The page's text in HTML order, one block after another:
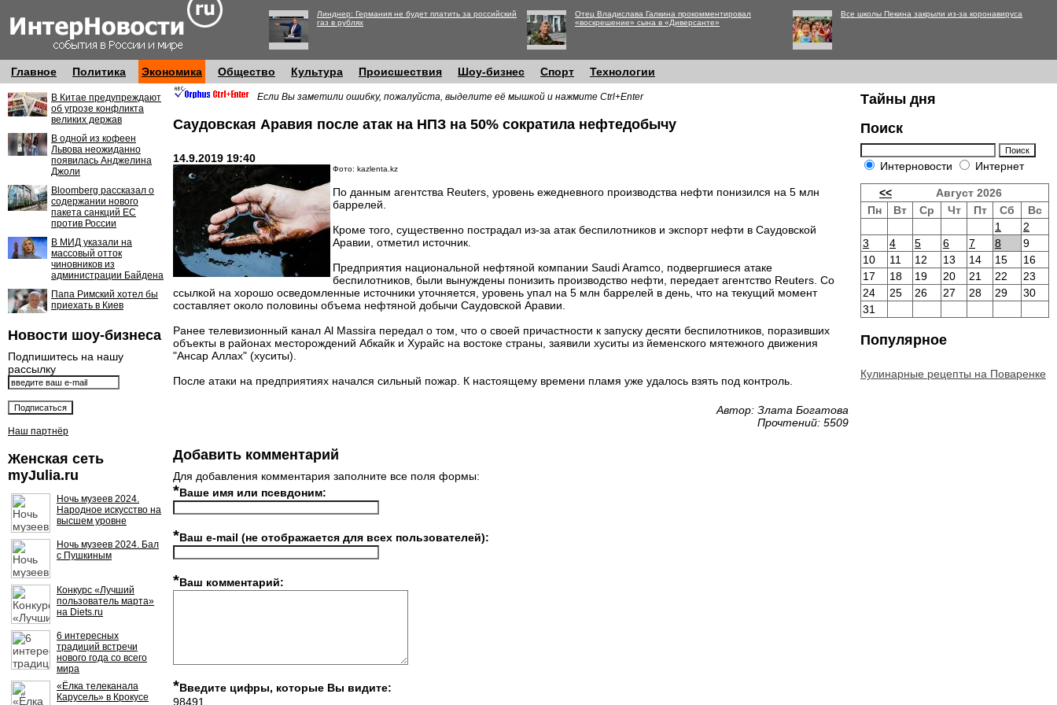
Линднер: Германия не будет платить за российский
газ в рублях
Отец Владислава Галкина прокомментировал
«воскрешение» сына в «Диверсанте»
Все школы Пекина закрыли из-за коронавируса
Главное Политика Экономика Общество Культура Происшествия Шоу-бизнес Спорт Технологии
В Китае предупреждают
об угрозе конфликта
великих держав
В одной из кофеен
Львова неожиданно
появилась Анджелина
Джоли
Bloomberg рассказал о
содержании нового
пакета санкций ЕС
против России
В МИД указали на
массовый отток
чиновников из
администрации Байдена
Папа Римский хотел бы
приехать в Киев
Новости шоу-бизнеса
Подпишитесь на нашу
рассылку
Наш партнёр
Женская сеть
myJulia.ru
Ночь музеев 2024.
Народное искусство на
высшем уровне
Ночь музеев 2024. Бал
с Пушкиным
Конкурс «Лучший
пользователь марта»
на Diets.ru
6 интересных
традиций встречи
нового года со всего
мира
«Ёлка телеканала
Карусель» в Крокусе
Если Вы заметили ошибку, пожалуйста, выделите её мышкой и нажмите Ctrl+Enter
Саудовская Аравия после атак на НПЗ на 50% сократила нефтедобычу
14.9.2019 19:40
Фото: kazlenta.kz
По данным агентства Reuters, уровень ежедневного производства нефти понизился на 5 млн
баррелей.
Кроме того, существенно пострадал из-за атак беспилотников и экспорт нефти в Саудовской
Аравии, отметил источник.
Предприятия национальной нефтяной компании Saudi Aramco, подвергшиеся атаке
беспилотников, были вынуждены понизить производство нефти, передает агентство Reuters. Со
ссылкой на хорошо осведомленные источники уточняется, уровень упал на 5 млн баррелей в день, что на текущий момент
составляет около половины объема нефтяной добычи Саудовской Аравии.
Ранее телевизионный канал Al Massira передал о том, что о своей причастности к запуску десяти беспилотников, поразивших
объекты в районах месторождений Абкайк и Хурайс на востоке страны, заявили хуситы из йеменского мятежного движения
"Ансар Аллах" (хуситы).
После атаки на предприятиях начался сильный пожар. К настоящему времени пламя уже удалось взять под контроль.
Автор: Злата Богатова
Прочтений: 5509
Добавить комментарий
Для добавления комментария заполните все поля формы:
*Ваше имя или псевдоним:
*Ваш e-mail (не отображается для всех пользователей):
*Ваш комментарий:
*Введите цифры, которые Вы видите:
98491
Тайны дня
Поиск
Интерновости Интернет
<<
Август 2026
Пн
Вт Ср Чт Пт Сб
Вс
1
2
3
4 5 6 7 8
9
10
11 12 13 14 15
16
17
18 19 20 21 22
23
24
25 26 27 28 29
30
31
Популярное
Кулинарные рецепты на Поваренке